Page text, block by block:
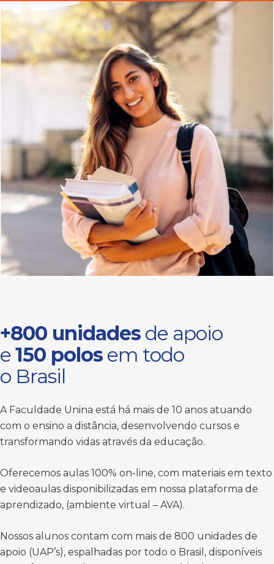
+800 unidades de apoio
e150 polos em todo
o Brasil
A Faculdade Unina está há mais de 10 anos atuando
com o ensino a distância, desenvolvendo cursos e
transformando vidas através da educação.
Oferecemos aulas 100% on-line, com materiais em texto
e videoaulas disponibilizadas em nossa plataforma de
aprendizado, (ambiente virtual – AVA).
Nossos alunos contam com mais de 800 unidades de
apoio (UAP’s), espalhadas por todo o Brasil, disponíveis